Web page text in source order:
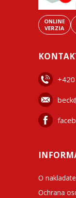
ONLINE
VERZIA
+42
O
Ochrana